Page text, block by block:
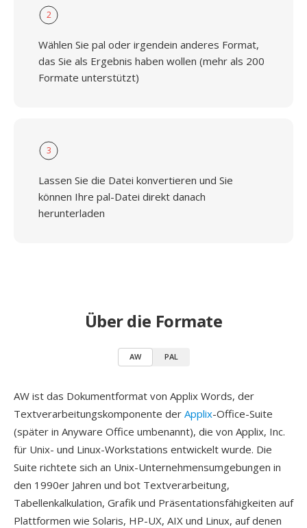
2
Wählen Sie pal oder irgendein anderes Format,
das Sie als Ergebnis haben wollen (mehr als 200
Formate unterstützt)
3
Lassen Sie die Datei konvertieren und Sie
können Ihre pal-Datei direkt danach
herunterladen
Über die Formate
AW PAL
AW ist das Dokumentformat von Applix Words, der
Textverarbeitungskomponente der Applix-Office-Suite
(später in Anyware Office umbenannt), die von Applix, Inc.
für Unix- und Linux-Workstations entwickelt wurde. Die
Suite richtete sich an Unix-Unternehmensumgebungen in
den 1990er Jahren und bot Textverarbeitung,
Tabellenkalkulation, Grafik und Präsentationsfähigkeiten auf
Plattformen wie Solaris, HP-UX, AIX und Linux, auf denen